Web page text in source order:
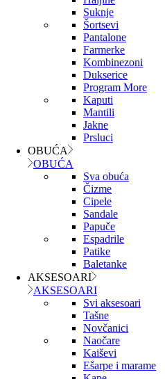
Suknje
Šortsevi
Pantalone
Farmerke
Kombinezoni
Dukserice
Program More
Kaputi
Mantili
Jakne
Prsluci
OBUĆA
OBUĆA
Sva obuća
Čizme
Cipele
Sandale
Papuče
Espadrile
Patike
Baletanke
AKSESOARI
AKSESOARI
Svi aksesoari
Tašne
Novčanici
Naočare
Kaiševi
Ešarpe i marame